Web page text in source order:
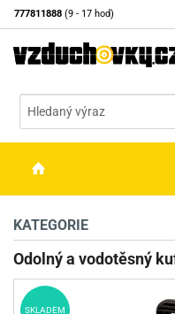
777811888 (9 - 17 hod)
OPTIKA
STŘELIVO
KATEGORIE
Odolný a vodotěsný
SKLADEM